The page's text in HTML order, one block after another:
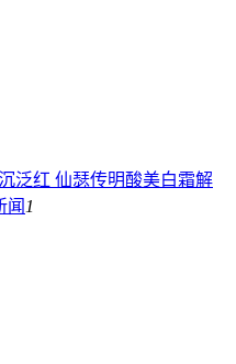
泛红 仙瑟传明酸美白霜解
闻 1